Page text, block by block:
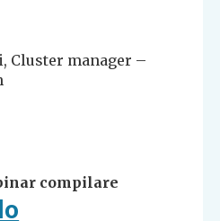
Cluster manager –
compilare